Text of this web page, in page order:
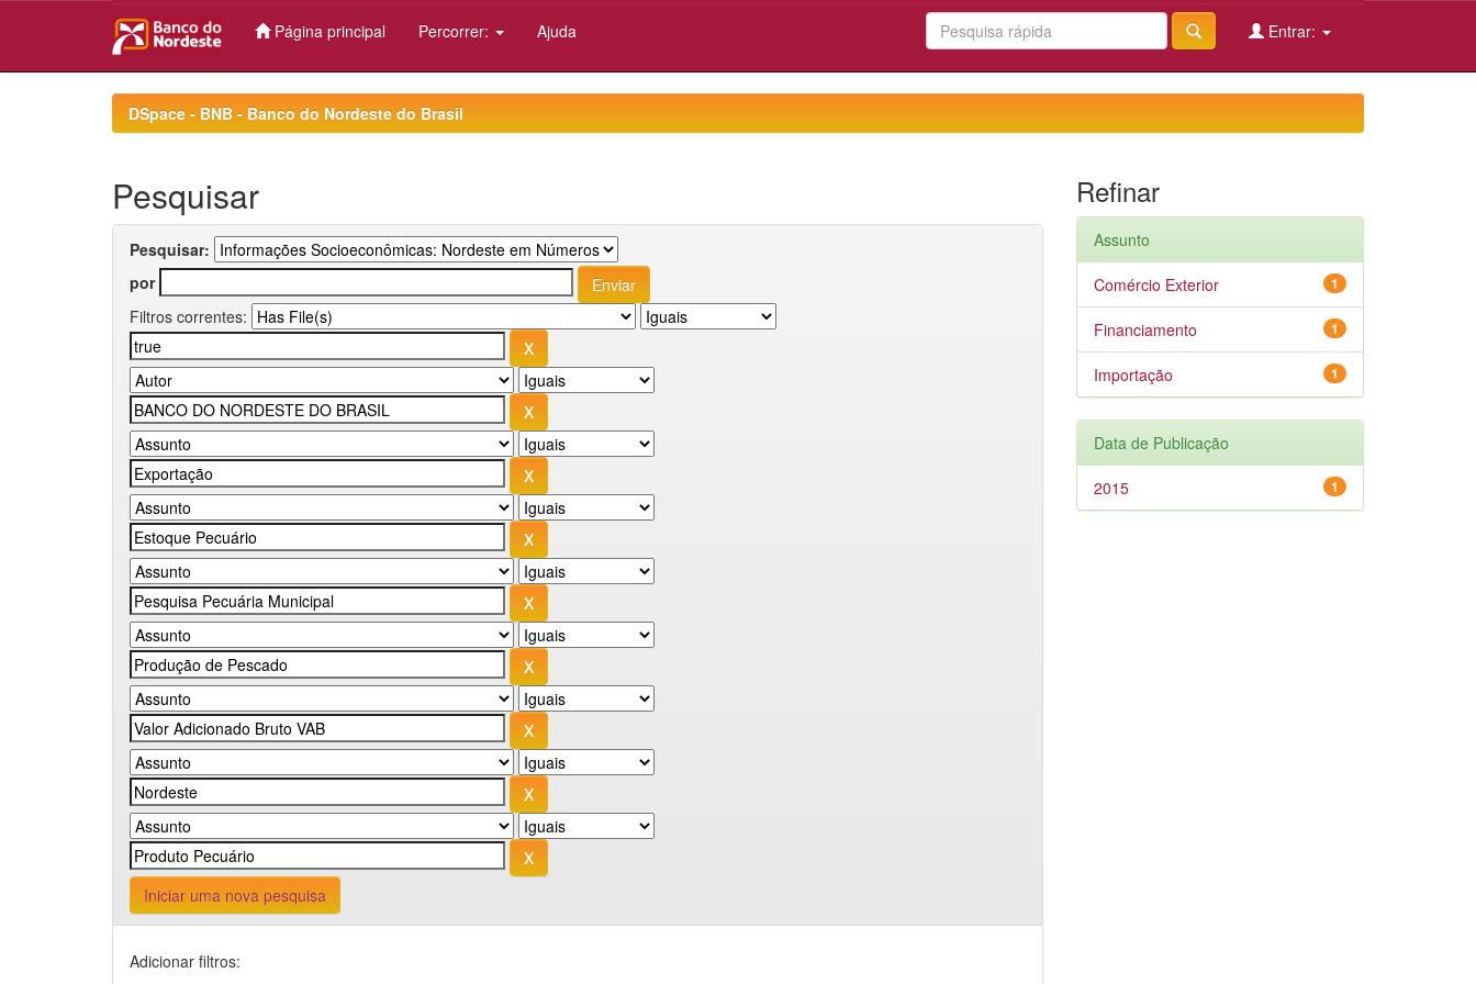
Página principal Percorrer: Ajuda Entrar:
DSpace - BNB - Banco do Nordeste do Brasil
Pesquisar
Pesquisar:
por
Filtros correntes:
Iniciar uma nova pesquisa
Adicionar filtros:
Refinar
Assunto
1
Comércio Exterior
1
Financiamento
1
Importação
Data de Publicação
1
2015